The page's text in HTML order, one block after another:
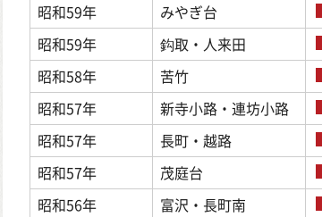
昭和59年
みやぎ台
昭和59年
鈎取・人来田
昭和58年
苦竹
昭和57年
新寺小路・連坊小路
昭和57年
長町・越路
昭和57年
茂庭台
昭和56年
富沢・長町南